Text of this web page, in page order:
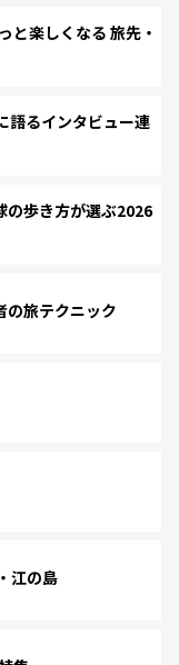
楽しくなる 旅先・
語るインタビュー連
の歩き方が選ぶ2026
の旅テクニック
江の島